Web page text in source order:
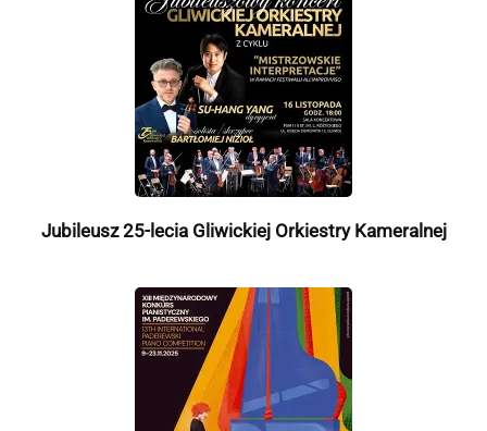
Jubileusz 25-lecia Gliwickiej Orkiestry Kameralnej